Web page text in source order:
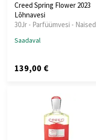
Creed Spring Flower 2023
Lõhnavesi
30Jr - Parfüümvesi - Naised
Saadaval
139,00 €